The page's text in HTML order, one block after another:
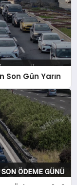
Son Gün Yarın